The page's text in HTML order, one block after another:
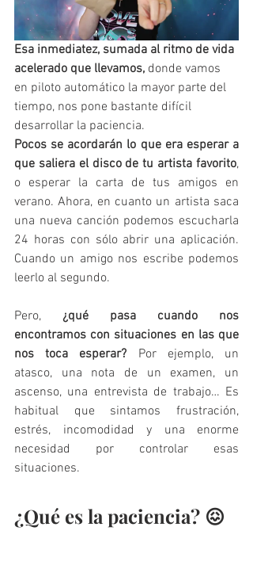
Esa inmediatez, sumada al ritmo de vida
acelerado que llevamos, donde vamos
en piloto automático la mayor parte del
tiempo, nos pone bastante difícil
desarrollar la paciencia.
Pocos se acordarán lo que era esperar a
que saliera el disco de tu artista favorito,
o esperar la carta de tus amigos en
verano. Ahora, en cuanto un artista saca
una nueva canción podemos escucharla
24 horas con sólo abrir una aplicación.
Cuando un amigo nos escribe podemos
leerlo al segundo.
Pero, ¿qué pasa cuando nos
encontramos con situaciones en las que
nos toca esperar? Por ejemplo, un
atasco, una nota de un examen, un
ascenso, una entrevista de trabajo… Es
habitual que sintamos frustración,
estrés, incomodidad y una enorme
necesidad por controlar esas
situaciones.
¿Qué es la paciencia? 😖